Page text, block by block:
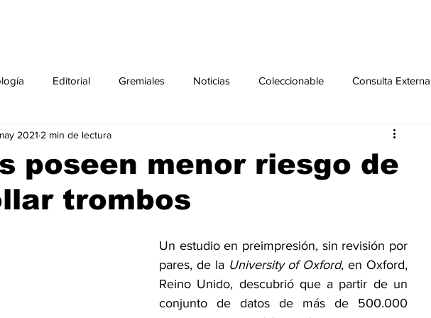
Editorial Gremiales Noticias Coleccionable Consulta Externa
Agenda Sección especial Publicaciones
Ciencia y Tecnología especial
Gremiales especial Noticias especial Salud Mental especial
Publicaciones especial dia mundial de la diabetes
poseen menor riesgo de
trombos
2021 2 min de lectura
Un estudio en preimpresión, sin revisión por
pares, de la University of Oxford, en Oxford,
Reino Unido, descubrió que a partir de un
conjunto de datos de más de 500.000